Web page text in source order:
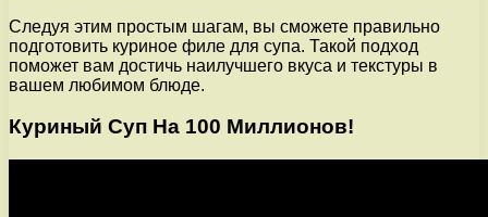
Следуя этим простым шагам, вы сможете правильно
подготовить куриное филе для супа. Такой подход
поможет вам достичь наилучшего вкуса и текстуры в
вашем любимом блюде.
Куриный Суп На 100 Миллионов!